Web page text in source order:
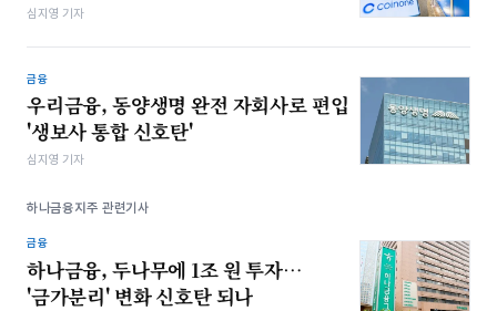
심지영 기자
금융
우리금융, 동양생명 완전 자회사로 편입
'생보사 통합 신호탄'
심지영 기자
하나금융지주 관련기사
금융
하나금융, 두나무에 1조 원 투자…
'금가분리' 변화 신호탄 되나